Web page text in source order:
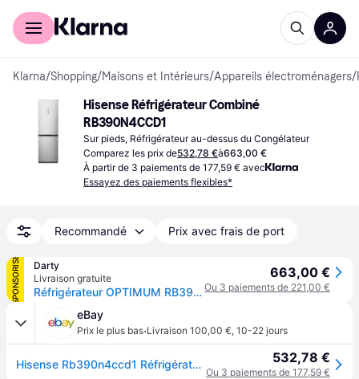
Acheter avec Klarna
Klarna/Shopping/Maisons et Intérieurs/Appareils électroménagers/
Hisense Réfrigérateur Combiné
RB390N4CCD1
Sur pieds, Réfrigérateur au-dessus du Congélateur
Comparez les prix de532,78 €à663,00 €
À partir de 3 paiements de 177,59 € avec
Essayez des paiements flexibles*
Recommandé Prix avec frais de port
SPONSORISÉ
Darty
Livraison gratuite
Réfrigérateur OPTIMUM RB390N4CCD pose libre combiné à froid ventilé [200-399 L] avec congélateur < 100 L et réfrigérateur entre 200 et 400 L classe
663,00 €
Ou 3 paiements de 221,00 €
eBay
Prix le plus bas·Livraison 100,00 €, 10-22 jours
Hisense Rb390n4ccd1 Réfrigérateur Combiné 326lt Nofrost Inox Classe D 532,78 €
Ou 3 paiements de 177,59 €